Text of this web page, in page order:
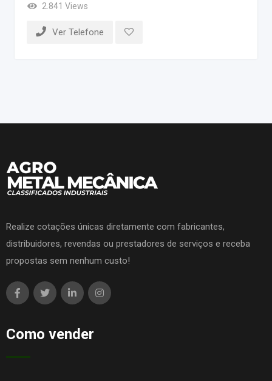
2.841 Views
Ver Telefone
Realize cotações únicas diretamente com fabricantes,
distribuidores, revendas ou prestadores de serviços e receba
propostas sem nenhum custo!
Como vender